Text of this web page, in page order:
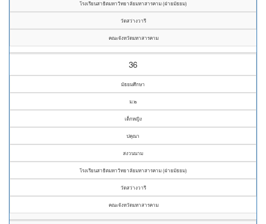
โรงเรียนสาธิตมหาวิทยาลัยมหาสารคาม (ฝ่ายมัธยม)
วัดสว่างวารี
คณะจังหวัดมหาสารคาม
36
มัธยมศึกษา
ม.๒
เด็กหญิง
ปคุณา
สงวนนาม
โรงเรียนสาธิตมหาวิทยาลัยมหาสารคาม (ฝ่ายมัธยม)
วัดสว่างวารี
คณะจังหวัดมหาสารคาม